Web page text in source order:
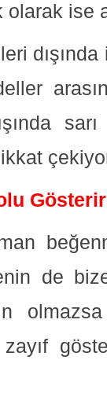
olarak ise
de